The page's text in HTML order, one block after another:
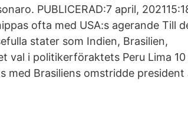
PUBLICERAD:7 april,
ofta med USA:s agerande Till
stater som Indien, Brasilien,
val i politikerföraktets Peru Lima 10
med Brasiliens omstridde president